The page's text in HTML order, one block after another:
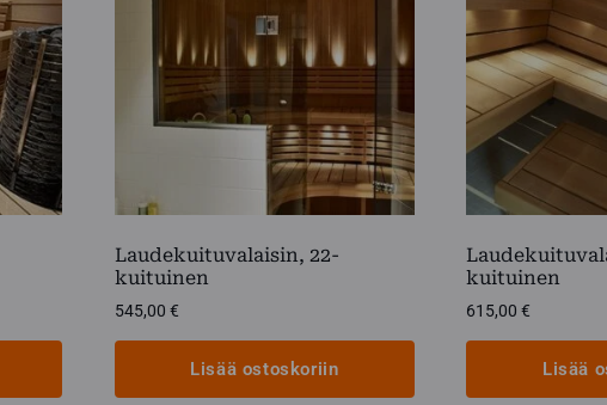
valinnat
tuotteen
sivulla.
Voit
tehdä
valinnat
tuotteen
sivulla.
Laudekuituvalaisin, 22-
kuituinen
545,00 €
Lisää ostoskoriin
kuituinen
615,00€
Lisää